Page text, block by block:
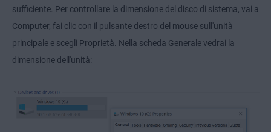
sufficiente. Per controllare la dimensione del disco di sistema, vai a
Computer, fai clic con il pulsante destro del mouse sull'unità
principale e scegli Proprietà. Nella scheda Generale vedrai la
dimensione dell'unità: